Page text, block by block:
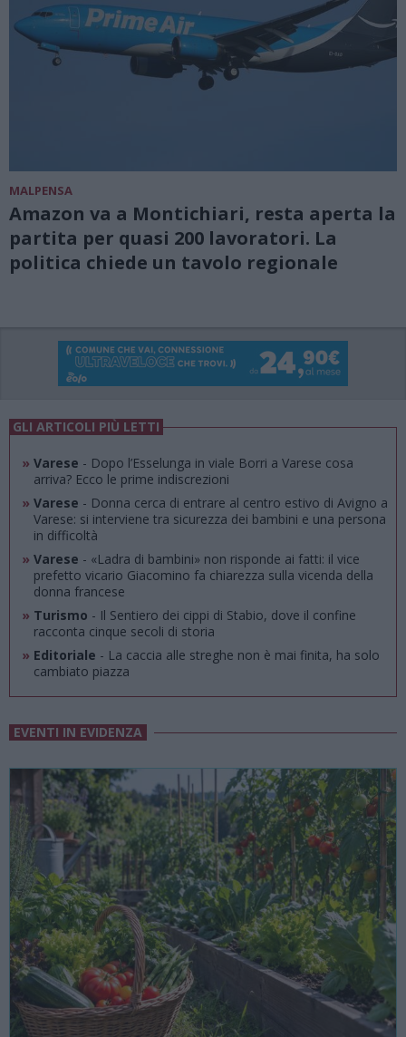
MALPENSA
Amazon va a Montichiari, resta aperta la
partita per quasi 200 lavoratori. La
politica chiede un tavolo regionale
GLI ARTICOLI PIÙ LETTI
» Varese - Dopo l’Esselunga in viale Borri a Varese cosa
arriva? Ecco le prime indiscrezioni
» Varese - Donna cerca di entrare al centro estivo di Avigno a
Varese: si interviene tra sicurezza dei bambini e una persona
in difficoltà
» Varese - «Ladra di bambini» non risponde ai fatti: il vice
prefetto vicario Giacomino fa chiarezza sulla vicenda della
donna francese
» Turismo - Il Sentiero dei cippi di Stabio, dove il confine
racconta cinque secoli di storia
» Editoriale - La caccia alle streghe non è mai finita, ha solo
cambiato piazza
EVENTI IN EVIDENZA